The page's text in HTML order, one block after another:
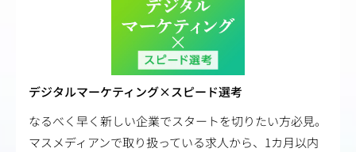
・時間単位有休制度、計画有休制度
・育児短時間勤務制度の対象者拡充（小学校4年生の始期
・ライフステージに合わせたワークスタイルチェンジ制
度、短日短時間勤務制度の導入
デジタルマーケティング×スピード選考
なるべく早く新しい企業でスタートを切りたい方必見。
マスメディアンで取り扱っている求人から、1カ月以内